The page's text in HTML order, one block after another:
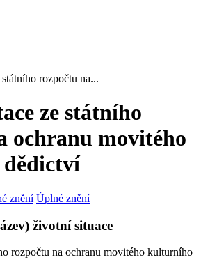
rozpočtu na...
ze státního
ochranu movitého
znění Úplné znění
životní situace
rozpočtu na ochranu movitého kulturního